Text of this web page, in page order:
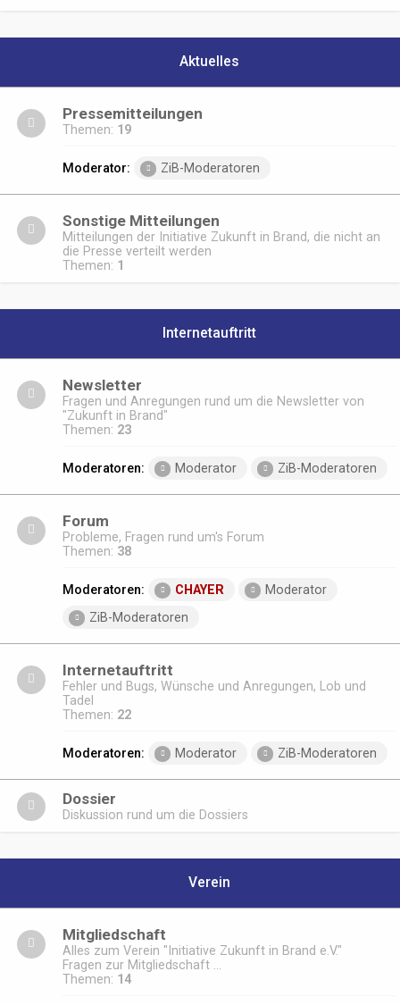
Aktuelles
Pressemitteilungen
Themen: 19
Moderator: ZiB-Moderatoren
Sonstige Mitteilungen
Mitteilungen der Initiative Zukunft in Brand, die nicht an
die Presse verteilt werden
Themen: 1
Internetauftritt
Newsletter
Fragen und Anregungen rund um die Newsletter von
"Zukunft in Brand"
Themen: 23
Moderatoren: Moderator ZiB-Moderatoren
Forum
Probleme, Fragen rund um's Forum
Themen: 38
Moderatoren: CHAYER
Moderator
ZiB-Moderatoren
Internetauftritt
Fehler und Bugs, Wünsche und Anregungen, Lob und
Tadel
Themen: 22
Moderatoren: Moderator ZiB-Moderatoren
Dossier
Diskussion rund um die Dossiers
Verein
Mitgliedschaft
Alles zum Verein "Initiative Zukunft in Brand e.V."
Fragen zur Mitgliedschaft ...
Themen: 14